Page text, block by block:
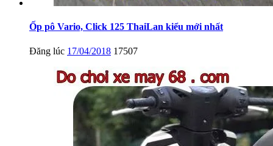
Ốp pô Vario, Click 125 ThaiLan kiểu mới nhất
Đăng lúc 17/04/2018 17507